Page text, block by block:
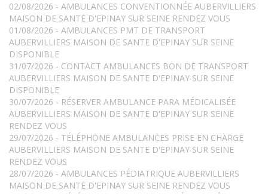
02/08/2026 - AMBULANCES CONVENTIONNÉE AUBERVILLIERS
MAISON DE SANTE D'EPINAY SUR SEINE RENDEZ VOUS
01/08/2026 - AMBULANCES PMT DE TRANSPORT
AUBERVILLIERS MAISON DE SANTE D'EPINAY SUR SEINE
DISPONIBLE
31/07/2026 - CONTACT AMBULANCES BON DE TRANSPORT
AUBERVILLIERS MAISON DE SANTE D'EPINAY SUR SEINE
DISPONIBLE
30/07/2026 - RÉSERVER AMBULANCE PARA MÉDICALISÉE
AUBERVILLIERS MAISON DE SANTE D'EPINAY SUR SEINE
RENDEZ VOUS
29/07/2026 - TÉLÉPHONE AMBULANCES PRISE EN CHARGE
AUBERVILLIERS MAISON DE SANTE D'EPINAY SUR SEINE
RENDEZ VOUS
28/07/2026 - AMBULANCES PÉDIATRIQUE AUBERVILLIERS
MAISON DE SANTE D'EPINAY SUR SEINE RENDEZ VOUS